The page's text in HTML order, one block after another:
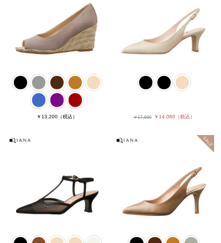
￥13,200 （税込） ￥17,600 ￥14,080（税込）